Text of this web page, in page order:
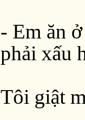
- Em ăn
phải xấu
Tôi giật